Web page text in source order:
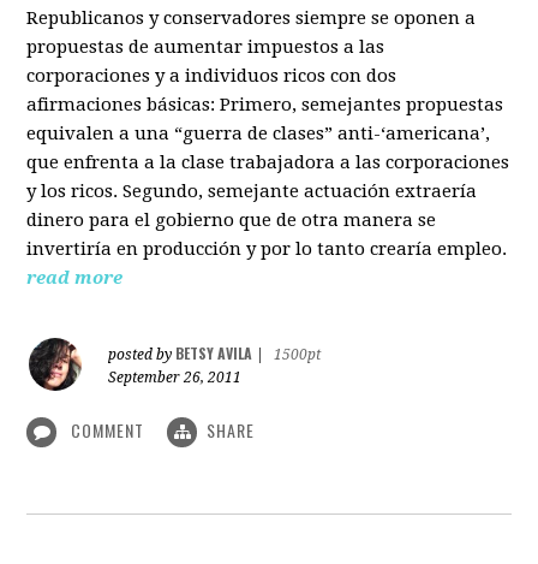
Republicanos y conservadores siempre se oponen a
propuestas de aumentar impuestos a las
corporaciones y a individuos ricos con dos
afirmaciones básicas: Primero, semejantes propuestas
equivalen a una “guerra de clases” anti-‘americana’,
que enfrenta a la clase trabajadora a las corporaciones
y los ricos. Segundo, semejante actuación extraería
dinero para el gobierno que de otra manera se
invertiría en producción y por lo tanto crearía empleo.
read more
posted by BETSY AVILA
1500pt
September 26, 2011
COMMENT SHARE